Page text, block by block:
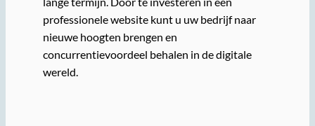
professionele website kunt u uw bedrijf naar
nieuwe hoogten brengen en
concurrentievoordeel behalen in de digitale
wereld.